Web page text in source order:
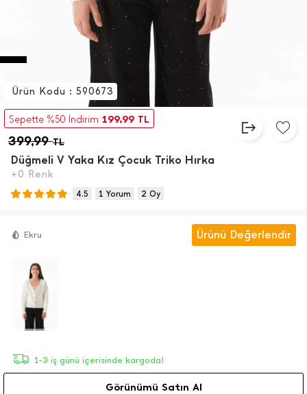
Sepette %50 İndirim 199,99 TL
399,99TL
Düğmeli V Yaka Kız Çocuk Triko Hırka
+0 Renk
Ürün Kodu : 590673
4.5 1 Yorum 2 Oy
Ekru Ürünü Değerlendir
1-3 iş günü içerisinde kargoda!
Görünümü Satın Al